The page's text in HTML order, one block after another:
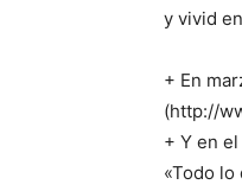
y vivid
+ En
(http://
+ Y en
«Todo